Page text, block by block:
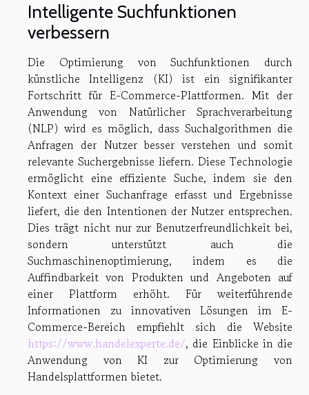
Intelligente Suchfunktionen
verbessern
Die Optimierung von Suchfunktionen durch
künstliche Intelligenz (KI) ist ein signifikanter
Fortschritt für E-Commerce-Plattformen. Mit der
Anwendung von Natürlicher Sprachverarbeitung
(NLP) wird es möglich, dass Suchalgorithmen die
Anfragen der Nutzer besser verstehen und somit
relevante Suchergebnisse liefern. Diese Technologie
ermöglicht eine effiziente Suche, indem sie den
Kontext einer Suchanfrage erfasst und Ergebnisse
liefert, die den Intentionen der Nutzer entsprechen.
Dies trägt nicht nur zur Benutzerfreundlichkeit bei,
sondern unterstützt auch die
Suchmaschinenoptimierung, indem es die
Auffindbarkeit von Produkten und Angeboten auf
einer Plattform erhöht. Für weiterführende
Informationen zu innovativen Lösungen im E-
Commerce-Bereich empfiehlt sich die Website
https://www.handelexperte.de/, die Einblicke in die
Anwendung von KI zur Optimierung von
Handelsplattformen bietet.